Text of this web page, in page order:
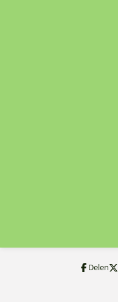
Delen